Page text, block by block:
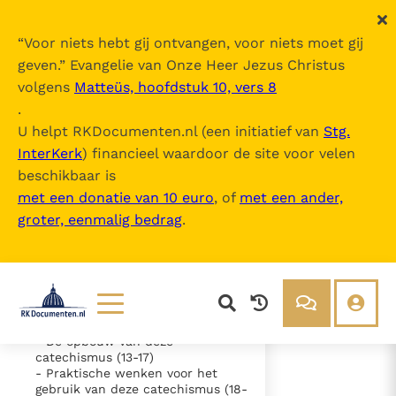
“Voor niets hebt gij ontvangen, voor niets moet gij
geven.” Evangelie van Onze Heer Jezus Christus
volgens Matteüs, hoofdstuk 10, vers 8
.
U helpt RKDocumenten.nl (een initiatief van Stg.
InterKerk) financieel waardoor de site voor velen
beschikbaar is
met een donatie van 10 euro, of met een ander,
groter, eenmalig bedrag.
Lezen
Documenten
Over ons
Over RK Documenten
Catechismus van de Katholieke Kerk
Inhoudsopgave
uitklappen
- Intro
kennen en liefhebben (1-3)
de catechese (4-10)
- Wat bedoelt deze catechismus
- De opbouw van deze
catechismus (13-17)
- Praktische wenken voor het
gebruik van deze catechismus (18-
- Intro